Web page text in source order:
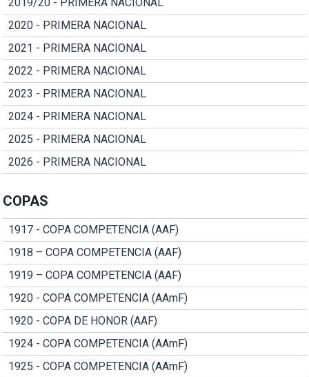
2020 - PRIMERA NACIONAL
2021 - PRIMERA NACIONAL
2022 - PRIMERA NACIONAL
2023 - PRIMERA NACIONAL
2024 - PRIMERA NACIONAL
2025 - PRIMERA NACIONAL
2026 - PRIMERA NACIONAL
COPAS
1917 - COPA COMPETENCIA (AAF)
1918 – COPA COMPETENCIA (AAF)
1919 – COPA COMPETENCIA (AAF)
1920 - COPA COMPETENCIA (AAmF)
1920 - COPA DE HONOR (AAF)
1924 - COPA COMPETENCIA (AAmF)
1925 - COPA COMPETENCIA (AAmF)